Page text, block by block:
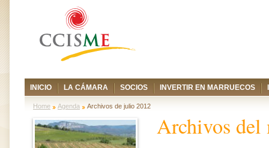
INICIO LA CÁMARA SOCIOS INVERTIR EN MARRUECOS
Home Agenda Archivos de julio 2012
Archivos